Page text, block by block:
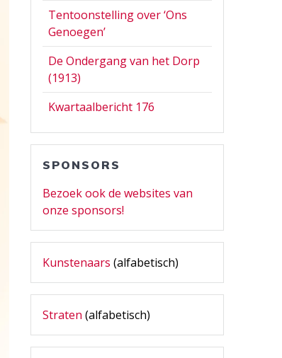
Tentoonstelling over ‘Ons
Genoegen’
De Ondergang van het Dorp
(1913)
Kwartaalbericht 176
SPONSORS
Bezoek ook de websites van
onze sponsors!
Kunstenaars (alfabetisch)
Straten (alfabetisch)